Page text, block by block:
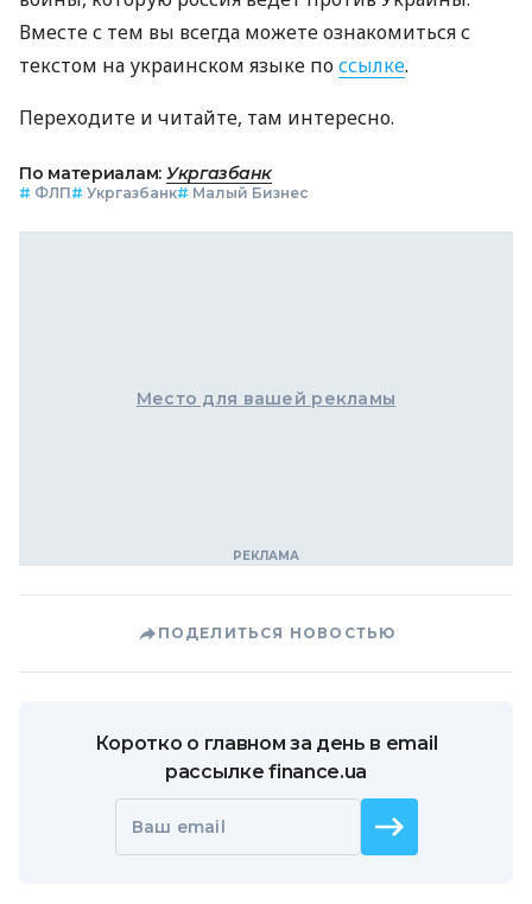
Вместе с тем вы всегда можете ознакомиться с
текстом на украинском языке поссылке.
Переходите и читайте, там интересно.
По материалам: Укргазбанк
# ФЛП# Укргазбанк# Малый Бизнес
Место для вашей рекламы
ПОДЕЛИТЬСЯ НОВОСТЬЮ
Коротко о главном за день в email
рассылке finance.ua
Ваш email